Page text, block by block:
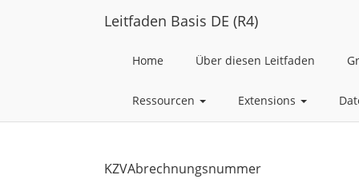
Leitfaden Basis DE (R4)
Home Über diesen Leitfaden
Ressourcen Extensions
KZVAbrechnungsnummer